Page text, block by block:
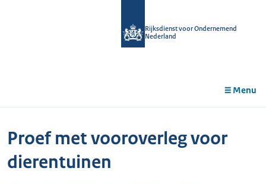
Rijksdienst voor Ondernemend
Nederland
Menu
Proef met vooroverleg voor
dierentuinen